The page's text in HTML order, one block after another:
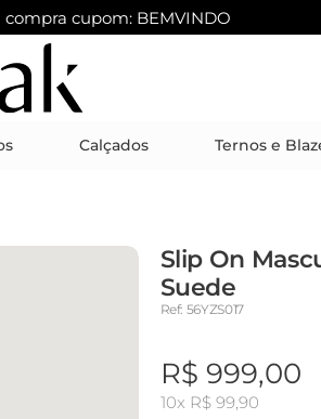
acima de R$ 399,00
Calçados Ternos e
Slip On
Suede
Ref: 56YZS017
R$ 999,00
10x R$ 99,90